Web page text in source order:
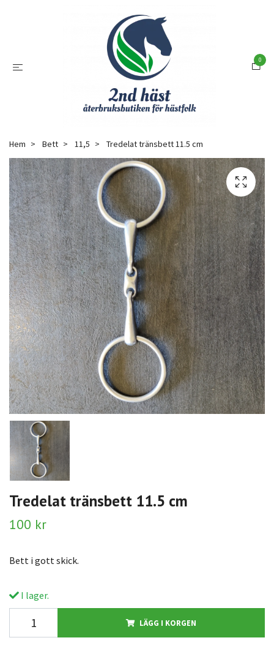
0
Hem Bett 11,5 Tredelat tränsbett 11.5 cm
Tredelat tränsbett 11.5 cm
100 kr
Bett i gott skick.
I lager.
LÄGG I KORGEN